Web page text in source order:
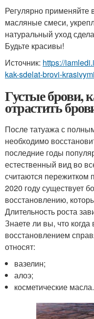
Регулярно
масляные смеси,
натуральный уход
Будьте красивы!
Источник: https://
kak-sdelat-brovi-
Густые брови,
отрастить
После татуажа с
необходимо
последние годы
естественный вид во
считаются
2020 году существует
восстановлению,
Длительность роста
Знаете ли вы, что
восстановлением
относят:
вазелин;
алоэ;
косметические масла.